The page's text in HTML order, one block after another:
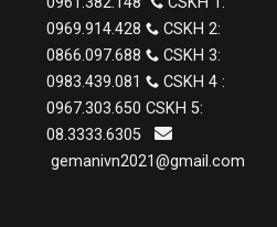
0969.914.428
CSKH 2:
0866.097.688
CSKH 3:
0983.439.081
CSKH 4 :
0967.303.650 CSKH 5:
08.3333.6305
gemanivn2021@gmail.com